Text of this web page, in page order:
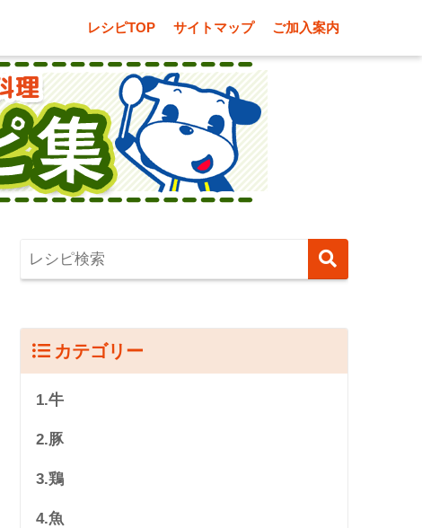
レシピTOP サイトマップ ご加入案内
カテゴリー
1.牛
2.豚
3.鶏
4.魚